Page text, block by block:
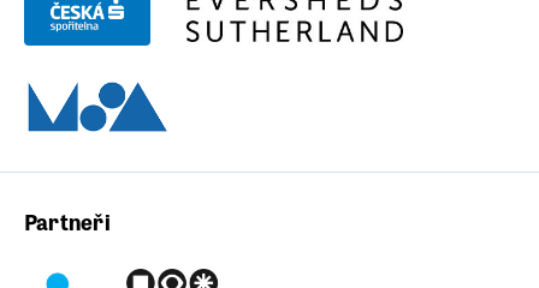
Partneři